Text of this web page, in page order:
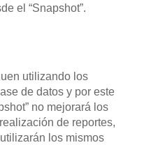
el “Snapshot”.
utilizando los
de datos y por este
no mejorará los
de reportes,
los mismos